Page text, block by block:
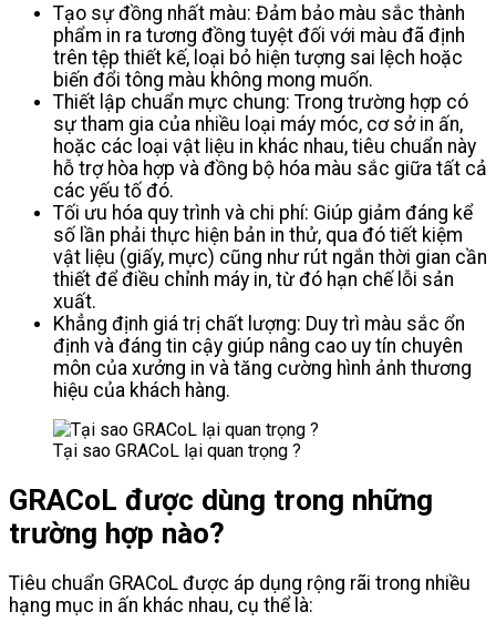
Tạo sự đồng nhất màu: Đảm bảo màu sắc thành
phẩm in ra tương đồng tuyệt đối với màu đã định
trên tệp thiết kế, loại bỏ hiện tượng sai lệch hoặc
biến đổi tông màu không mong muốn.
Thiết lập chuẩn mực chung: Trong trường hợp có
sự tham gia của nhiều loại máy móc, cơ sở in ấn,
hoặc các loại vật liệu in khác nhau, tiêu chuẩn này
hỗ trợ hòa hợp và đồng bộ hóa màu sắc giữa tất cả
các yếu tố đó.
Tối ưu hóa quy trình và chi phí: Giúp giảm đáng kể
số lần phải thực hiện bản in thử, qua đó tiết kiệm
vật liệu (giấy, mực) cũng như rút ngắn thời gian cần
thiết để điều chỉnh máy in, từ đó hạn chế lỗi sản
xuất.
Khẳng định giá trị chất lượng: Duy trì màu sắc ổn
định và đáng tin cậy giúp nâng cao uy tín chuyên
môn của xưởng in và tăng cường hình ảnh thương
hiệu của khách hàng.
Tại sao GRACoL lại quan trọng ?
GRACoL được dùng trong những
trường hợp nào?
Tiêu chuẩn GRACoL được áp dụng rộng rãi trong nhiều
hạng mục in ấn khác nhau, cụ thể là: